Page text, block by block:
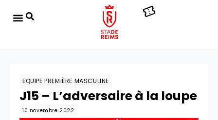
EQUIPE PREMIÈRE MASCULINE
J15 – L’adversaire à la loupe
10 novembre 2022